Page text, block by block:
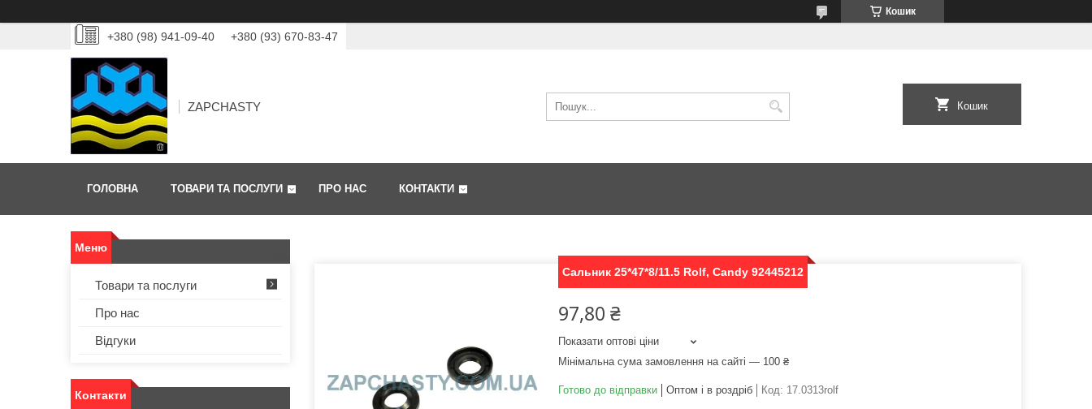
Кошик
+380 (98) 941-09-40 +380 (93) 670-83-47
ZAPCHASTY Кошик
ГОЛОВНА ТОВАРИ ТА ПОСЛУГИ ПРО НАС КОНТАКТИ
Сальник 25*47*8/11.5 Rolf, Candy 92445212
97,80 ₴
Показати оптові ціни
Мінімальна сума замовлення на сайті — 100 ₴
Готово до відправки Оптом і в роздріб Код: 17.0313rolf
Товари та послуги
Про нас
Відгуки
Контакти